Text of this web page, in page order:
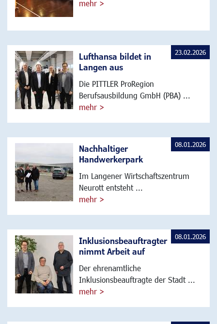
mehr >
Lufthansa bildet in
Langen aus
Die PITTLER ProRegion
Berufsausbildung GmbH (PBA) ...
mehr >
23.02.2026
Nachhaltiger
Handwerkerpark
Im Langener Wirtschaftszentrum
Neurott entsteht ...
mehr >
08.01.2026
Inklusionsbeauftragter
nimmt Arbeit auf
Der ehrenamtliche
Inklusionsbeauftragte der Stadt ...
mehr >
08.01.2026